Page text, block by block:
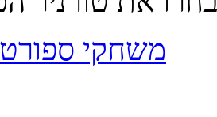
משחקי ספורט